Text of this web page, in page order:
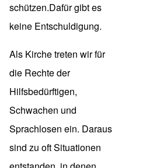
schützen.Dafür gibt es
keine Entschuldigung.
Als Kirche treten wir für
die Rechte der
Hilfsbedürftigen,
Schwachen und
Sprachlosen ein. Daraus
sind zu oft Situationen